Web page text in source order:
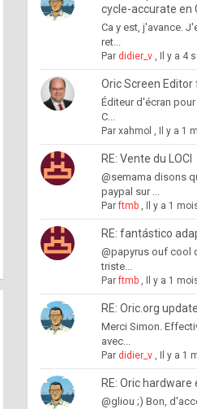
cycle-accurate en
Ca y est, j'avance.
ret...
Par didier_v, Il y a 4
Oric Screen Editor
Éditeur d'écran
C...
Par xahmol , Il y a 1
RE: Vente du LOCI
@semama disons
paypal sur ...
Parftmb, Il y a 1
RE: fantástico
@papyrus ouf cool
triste...
Parftmb, Il y a 1
RE: Oric.org
Merci Simon.
avec...
Par didier_v, Il y a 1
RE: Oric hardware
@gliou ;) Bon,